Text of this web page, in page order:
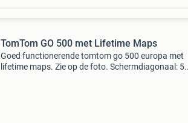
TomTom GO 500 met Lifetime Maps
Goed functionerende tomtom go 500 europa met
lifetime maps. Zie op de foto. Schermdiagonaal: 5